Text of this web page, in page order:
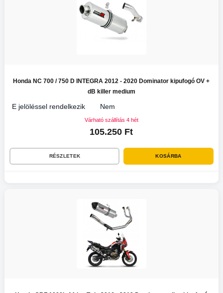
Honda NC 700 / 750 D INTEGRA 2012 - 2020 Dominator kipufogó OV +
dB killer medium
E jelöléssel rendelkezik Nem
Várható szállítás 4 hét
105.250 Ft
RÉSZLETEK KOSÁRBA